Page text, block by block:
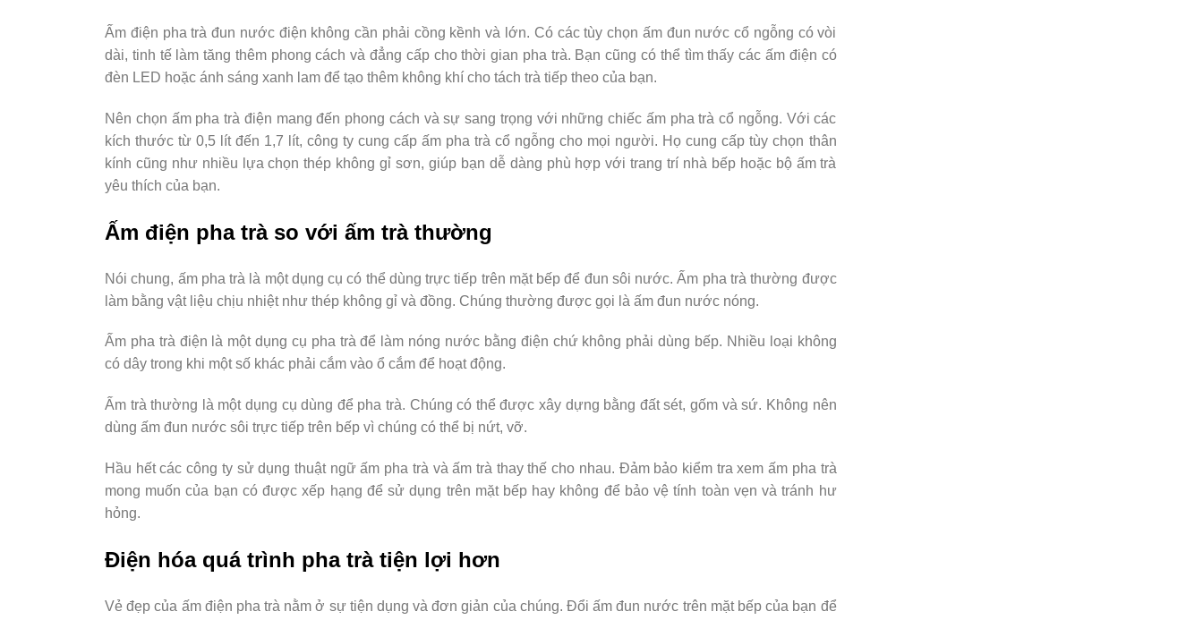
Ấm điện pha trà đun nước điện không cần phải cồng kềnh và lớn. Có các tùy chọn ấm đun nước cổ ngỗng có vòi
dài, tinh tế làm tăng thêm phong cách và đẳng cấp cho thời gian pha trà. Bạn cũng có thể tìm thấy các ấm điện có
đèn LED hoặc ánh sáng xanh lam để tạo thêm không khí cho tách trà tiếp theo của bạn.
Nên chọn ấm pha trà điện mang đến phong cách và sự sang trọng với những chiếc ấm pha trà cổ ngỗng. Với các
kích thước từ 0,5 lít đến 1,7 lít, công ty cung cấp ấm pha trà cổ ngỗng cho mọi người. Họ cung cấp tùy chọn thân
kính cũng như nhiều lựa chọn thép không gỉ sơn, giúp bạn dễ dàng phù hợp với trang trí nhà bếp hoặc bộ ấm trà
yêu thích của bạn.
Ấm điện pha trà so với ấm trà thường
Nói chung, ấm pha trà là một dụng cụ có thể dùng trực tiếp trên mặt bếp để đun sôi nước. Ấm pha trà thường được
làm bằng vật liệu chịu nhiệt như thép không gỉ và đồng. Chúng thường được gọi là ấm đun nước nóng.
Ấm pha trà điện là một dụng cụ pha trà để làm nóng nước bằng điện chứ không phải dùng bếp. Nhiều loại không
có dây trong khi một số khác phải cắm vào ổ cắm để hoạt động.
Ấm trà thường là một dụng cụ dùng để pha trà. Chúng có thể được xây dựng bằng đất sét, gốm và sứ. Không nên
dùng ấm đun nước sôi trực tiếp trên bếp vì chúng có thể bị nứt, vỡ.
Hầu hết các công ty sử dụng thuật ngữ ấm pha trà và ấm trà thay thế cho nhau. Đảm bảo kiểm tra xem ấm pha trà
mong muốn của bạn có được xếp hạng để sử dụng trên mặt bếp hay không để bảo vệ tính toàn vẹn và tránh hư
hỏng.
Điện hóa quá trình pha trà tiện lợi hơn
Vẻ đẹp của ấm điện pha trà nằm ở sự tiện dụng và đơn giản của chúng. Đổi ấm đun nước trên mặt bếp của bạn để